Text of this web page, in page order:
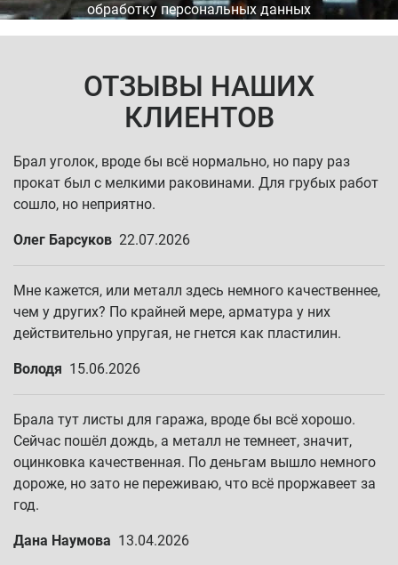
обработку персональных данных
ОТЗЫВЫ НАШИХ
КЛИЕНТОВ
Брал уголок, вроде бы всё нормально, но пару раз
прокат был с мелкими раковинами. Для грубых работ
сошло, но неприятно.
Олег Барсуков 22.07.2026
Мне кажется, или металл здесь немного качественнее,
чем у других? По крайней мере, арматура у них
действительно упругая, не гнется как пластилин.
Володя 15.06.2026
Брала тут листы для гаража, вроде бы всё хорошо.
Сейчас пошёл дождь, а металл не темнеет, значит,
оцинковка качественная. По деньгам вышло немного
дороже, но зато не переживаю, что всё проржавеет за
год.
Дана Наумова 13.04.2026